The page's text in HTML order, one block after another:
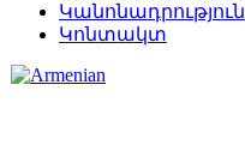
Կանոնադրություն
Կոնտակտ